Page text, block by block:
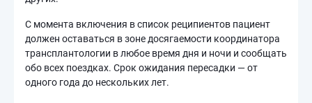
С момента включения в список реципиентов пациент
должен оставаться в зоне досягаемости координатора
трансплантологии в любое время дня и ночи и сообщать
обо всех поездках. Срок ожидания пересадки — от
одного года до нескольких лет.